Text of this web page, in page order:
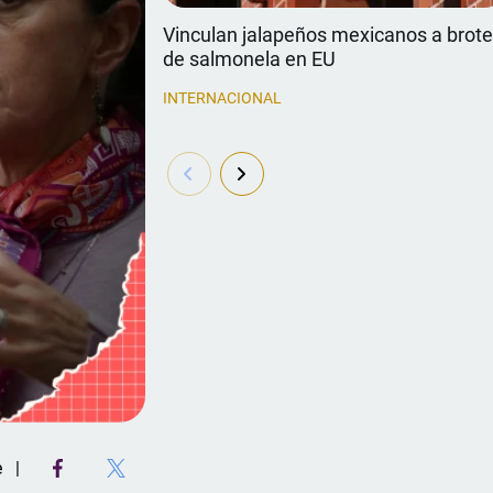
Vinculan jalapeños mexicanos a brote
de salmonela en EU
INTERNACIONAL